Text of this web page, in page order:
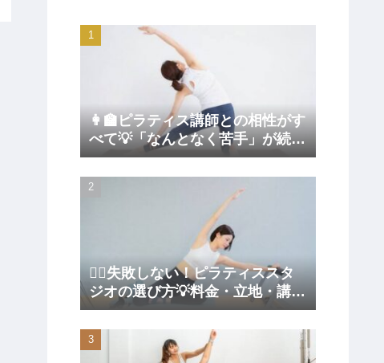
👩‍🏫ピラティス講師との相性がす
べて💡「なんとなく苦手」が続か
ない原因になる理由
🧘‍♀️失敗しない！ピラティススタ
ジオの選び方💡料金・立地・講師
まで徹底比較